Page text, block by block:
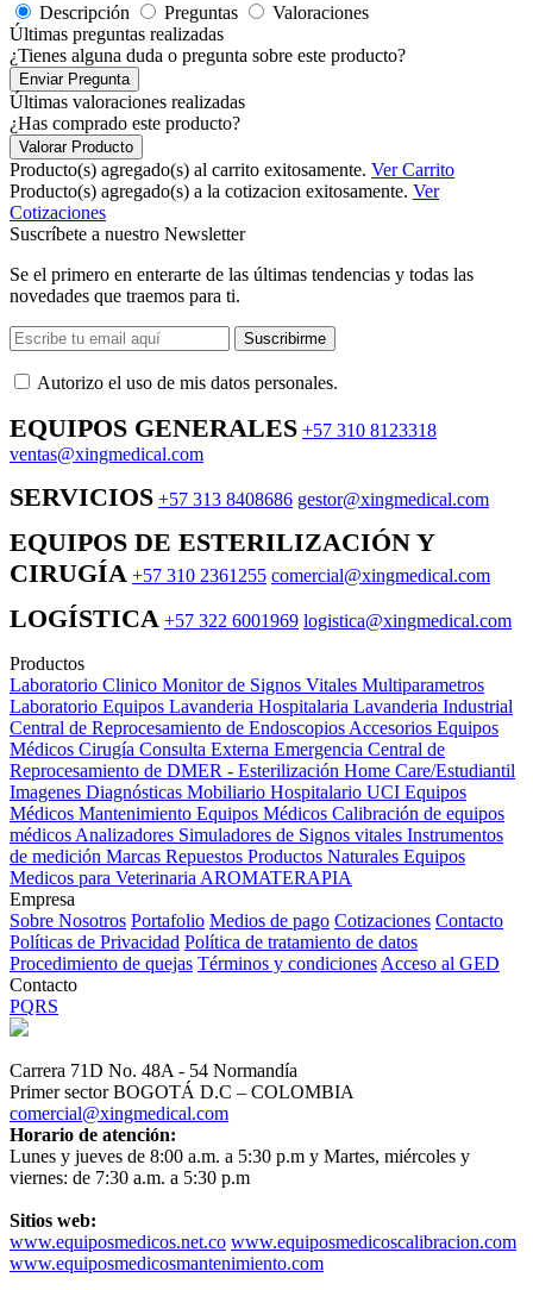
Descripción
Preguntas
Valoraciones
Últimas preguntas realizadas
¿Tienes alguna duda o pregunta sobre este producto?
Enviar Pregunta
Últimas valoraciones realizadas
¿Has comprado este producto?
Valorar Producto
Producto(s) agregado(s) al carrito exitosamente. Ver Carrito
Producto(s) agregado(s) a la cotizacion exitosamente. Ver
Cotizaciones
Suscríbete a nuestro Newsletter
Se el primero en enterarte de las últimas tendencias y todas las
novedades que traemos para ti.
Suscribirme
Autorizo ​​el uso de mis datos personales.
EQUIPOS GENERALES +57 310 8123318
ventas@xingmedical.com
SERVICIOS +57 313 8408686 gestor@xingmedical.com
EQUIPOS DE ESTERILIZACIÓN Y
CIRUGÍA +57 310 2361255 comercial@xingmedical.com
LOGÍSTICA +57 322 6001969 logistica@xingmedical.com
Productos
Laboratorio Clinico Monitor de Signos Vitales Multiparametros
Laboratorio Equipos Lavanderia Hospitalaria Lavanderia Industrial
Central de Reprocesamiento de Endoscopios Accesorios Equipos
Médicos Cirugía Consulta Externa Emergencia Central de
Reprocesamiento de DMER - Esterilización Home Care/Estudiantil
Imagenes Diagnósticas Mobiliario Hospitalario UCI Equipos
Médicos Mantenimiento Equipos Médicos Calibración de equipos
médicos Analizadores Simuladores de Signos vitales Instrumentos
de medición Marcas Repuestos Productos Naturales Equipos
Medicos para Veterinaria AROMATERAPIA
Empresa
Sobre Nosotros Portafolio Medios de pago Cotizaciones Contacto
Políticas de Privacidad Política de tratamiento de datos
Procedimiento de quejas Términos y condiciones Acceso al GED
Contacto
PQRS
Carrera 71D No. 48A - 54 Normandía
Primer sector BOGOTÁ D.C – COLOMBIA
comercial@xingmedical.com
Horario de atención:
Lunes y jueves de 8:00 a.m. a 5:30 p.m y Martes, miércoles y
viernes: de 7:30 a.m. a 5:30 p.m
Sitios web:
www.equiposmedicos.net.co www.equiposmedicoscalibracion.com
www.equiposmedicosmantenimiento.com